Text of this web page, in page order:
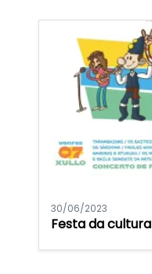
30/06/2023
Festa da cultura